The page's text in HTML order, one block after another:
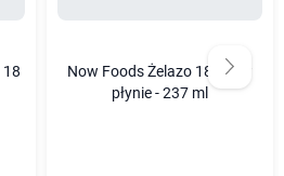
Now Foods Żelazo 18 mg w
płynie - 237 ml